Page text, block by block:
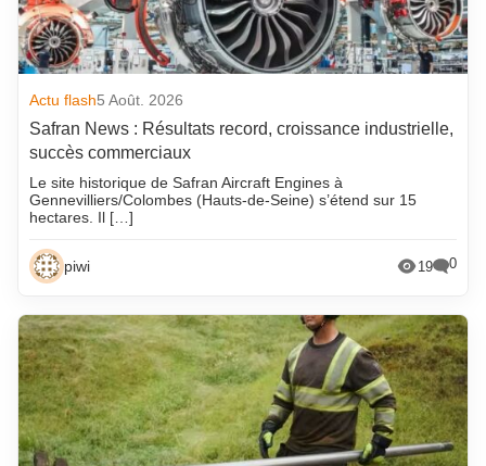
Actu flash5 Août. 2026
Safran News : Résultats record, croissance industrielle,
succès commerciaux
Le site historique de Safran Aircraft Engines à
Gennevilliers/Colombes (Hauts-de-Seine) s’étend sur 15
hectares. Il […]
piwi 19 0